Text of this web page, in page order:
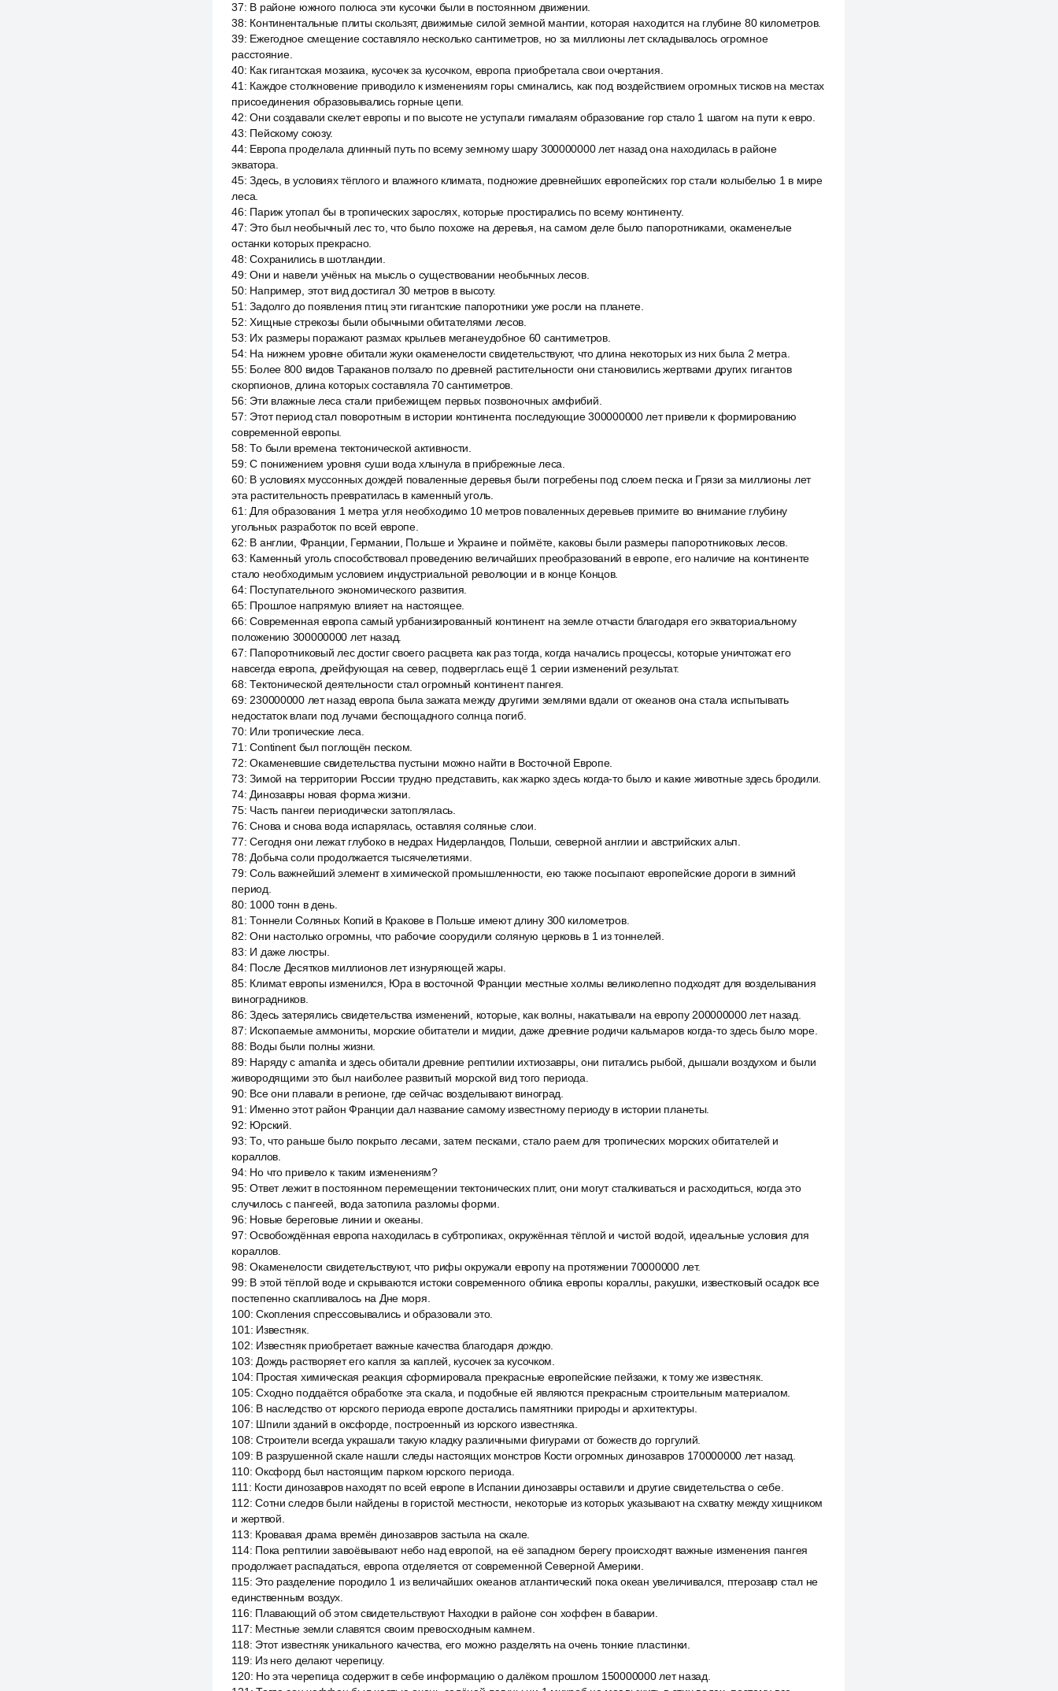
37: В районе южного полюса эти кусочки были в постоянном движении.
38: Континентальные плиты скользят, движимые силой земной мантии, которая находится на глубине 80 километров.
39: Ежегодное смещение составляло несколько сантиметров, но за миллионы лет складывалось огромное
расстояние.
40: Как гигантская мозаика, кусочек за кусочком, европа приобретала свои очертания.
41 : Каждое столкновение приводило к изменениям горы сминались, как под воздействием огромных тисков на местах
присоединения образовывались горные цепи.
42:Они создавали скелет европы и по высоте не уступали гималаям образование гор стало 1 шагом на пути к евро.
43: Пейскому союзу.
44: Европа проделала длинный путь по всему земному шару 300000000 лет назад она находилась в районе
экватора.
45:Здесь, в условиях тёплого и влажного климата, подножие древнейших европейских гор стали колыбелью 1 в мире
леса.
46: Париж утопал бы в тропических зарослях, которые простирались по всему континенту.
47: Это был необычный лес то, что было похоже на деревья, на самом деле было папоротниками, окаменелые
останки которых прекрасно.
48:Сохранились в шотландии.
49:Они и навели учёных на мысль о существовании необычных лесов.
50: Например, этот вид достигал 30 метров в высоту.
51 :Задолго до появления птиц эти гигантские папоротники уже росли на планете.
52:Хищные стрекозы были обычными обитателями лесов.
53: Их размеры поражают размах крыльев меганеудобное 60 сантиметров.
54: На нижнем уровне обитали жуки окаменелости свидетельствуют, что длина некоторых из них была 2 метра.
55: Более 800 видов Тараканов ползало по древней растительности они становились жертвами других гигантов
скорпионов, длина которых составляла 70 сантиметров.
56: Эти влажные леса стали прибежищем первых позвоночных амфибий.
57: Этот период стал поворотным в истории континента последующие 300000000 лет привели к формированию
современной европы.
58:То были времена тектонической активности.
59:С понижением уровня суши вода хлынула в прибрежные леса.
60: В условиях муссонных дождей поваленные деревья были погребены под слоем песка и Грязи за миллионы лет
эта растительность превратилась в каменный уголь.
61 : Для образования 1 метра угля необходимо 10 метров поваленных деревьев примите во внимание глубину
угольных разработок по всей европе.
62: В англии, Франции, Германии, Польше и Украине и поймёте, каковы были размеры папоротниковых лесов.
63: Каменный уголь способствовал проведению величайших преобразований в европе, его наличие на континенте
стало необходимым условием индустриальной революции и в конце Концов.
64: Поступательного экономического развития.
65: Прошлое напрямую влияет на настоящее.
66:Современная европа самый урбанизированный континент на земле отчасти благодаря его экваториальному
положению 300000000 лет назад.
67: Папоротниковый лес достиг своего расцвета как раз тогда, когда начались процессы, которые уничтожат его
навсегда европа, дрейфующая на север, подверглась ещё 1 серии изменений результат.
68:Тектонической деятельности стал огромный континент пангея.
69: 230000000 лет назад европа была зажата между другими землями вдали от океанов она стала испытывать
недостаток влаги под лучами беспощадного солнца погиб.
70: Или тропические леса.
71 :Continent был поглощён песком.
72:Окаменевшие свидетельства пустыни можно найти в Восточной Европе.
73:Зимой на территории России трудно представить, как жарко здесь когда-то было и какие животные здесь бродили.
74: Динозавры новая форма жизни.
75: Часть пангеи периодически затоплялась.
76:Снова и снова вода испарялась, оставляя соляные слои.
77:Сегодня они лежат глубоко в недрах Нидерландов, Польши, северной англии и австрийских альп.
78: Добыча соли продолжается тысячелетиями.
79:Соль важнейший элемент в химической промышленности, ею также посыпают европейские дороги в зимний
период.
80: 1000 тонн в день.
81 :Тоннели Соляных Копий в Кракове в Польше имеют длину 300 километров.
82:Они настолько огромны, что рабочие соорудили соляную церковь в 1 из тоннелей.
83: И даже люстры.
84: После Десятков миллионов лет изнуряющей жары.
85: Климат европы изменился, Юра в восточной Франции местные холмы великолепно подходят для возделывания
виноградников.
86:Здесь затерялись свидетельства изменений, которые, как волны, накатывали на европу 200000000 лет назад.
87: Ископаемые аммониты, морские обитатели и мидии, даже древние родичи кальмаров когда-то здесь было море.
88: Воды были полны жизни.
89: Наряду с amanita и здесь обитали древние рептилии ихтиозавры, они питались рыбой, дышали воздухом и были
живородящими это был наиболее развитый морской вид того периода.
90: Все они плавали в регионе, где сейчас возделывают виноград.
91 : Именно этот район Франции дал название самому известному периоду в истории планеты.
92: Юрский.
93:То, что раньше было покрыто лесами, затем песками, стало раем для тропических морских обитателей и
кораллов.
94: Но что привело к таким изменениям?
95:Ответ лежит в постоянном перемещении тектонических плит, они могут сталкиваться и расходиться, когда это
случилось с пангеей, вода затопила разломы форми.
96: Новые береговые линии и океаны.
97:Освобождённая европа находилась в субтропиках, окружённая тёплой и чистой водой, идеальные условия для
кораллов.
98:Окаменелости свидетельствуют, что рифы окружали европу на протяжении 70000000 лет.
99: В этой тёплой воде и скрываются истоки современного облика европы кораллы, ракушки, известковый осадок все
постепенно скапливалось на Дне моря.
100:Скопления спрессовывались и образовали это.
101 : Известняк.
102: Известняк приобретает важные качества благодаря дождю.
103: Дождь растворяет его капля за каплей, кусочек за кусочком.
104: Простая химическая реакция сформировала прекрасные европейские пейзажи, к тому же известняк.
105:Сходно поддаётся обработке эта скала, и подобные ей являются прекрасным строительным материалом.
106: В наследство от юрского периода европе достались памятники природы и архитектуры.
107: Шпили зданий в оксфорде, построенный из юрского известняка.
108:Строители всегда украшали такую кладку различными фигурами от божеств до горгулий.
109: В разрушенной скале нашли следы настоящих монстров Кости огромных динозавров 170000000 лет назад.
110:Оксфорд был настоящим парком юрского периода.
111 : Кости динозавров находят по всей европе в Испании динозавры оставили и другие свидетельства о себе.
112:Сотни следов были найдены в гористой местности, некоторые из которых указывают на схватку между хищником
и жертвой.
113: Кровавая драма времён динозавров застыла на скале.
114: Пока рептилии завоёвывают небо над европой, на её западном берегу происходят важные изменения пангея
продолжает распадаться, европа отделяется от современной Северной Америки.
115: Это разделение породило 1 из величайших океанов атлантический пока океан увеличивался, птерозавр стал не
единственным воздух.
116: Плавающий об этом свидетельствуют Находки в районе сон хоффен в баварии.
117: Местные земли славятся своим превосходным камнем.
118: Этот известняк уникального качества, его можно разделять на очень тонкие пластинки.
119: Из него делают черепицу.
120: Но эта черепица содержит в себе информацию о далёком прошлом 150000000 лет назад.